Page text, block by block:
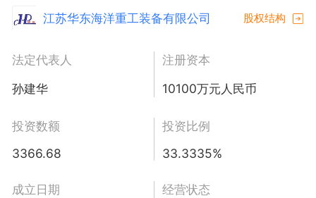
江苏华东海洋重工装备有限公司 股权结构
法定代表人
孙建华
注册资本
10100万元人民币
投资数额
3366.68
投资比例
33.3335%
成立日期
经营状态